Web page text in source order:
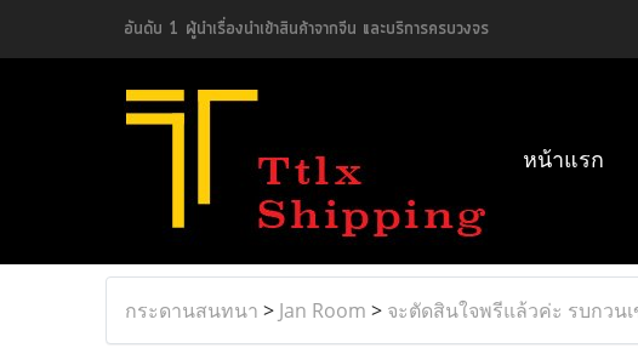
อันดับ 1 ผู้นำเรื่องนำเข้าสินค้าจากจีน และบริการครบวงจร
หน้าแรก
กระดานสนทนา > Jan Room > จะตัดสินใจพรีแล้วค่ะ รบกวน